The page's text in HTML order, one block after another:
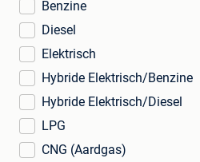
Benzine
Diesel
Elektrisch
Hybride Elektrisch/Benzine
Hybride Elektrisch/Diesel
LPG
CNG (Aardgas)